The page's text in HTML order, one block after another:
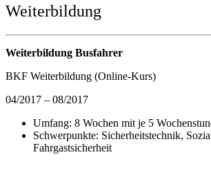
Weiterbildung
Weiterbildung Busfahrer
BKF Weiterbildung (Online-Kurs)
04/2017 – 08/2017
Umfang: 8 Wochen mit je 5
Schwerpunkte: Sicherheitstechnik,
Fahrgastsicherheit